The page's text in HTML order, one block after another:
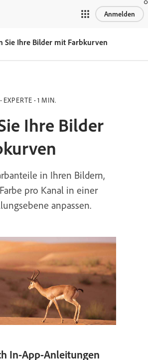
Anmelden
Sie Ihre Bilder mit Farbkurven
EXPERTE 1 MIN.
Ihre Bilder
in Ihren Bildern,
pro Kanal in einer
anpassen.
In-App-Anleitungen